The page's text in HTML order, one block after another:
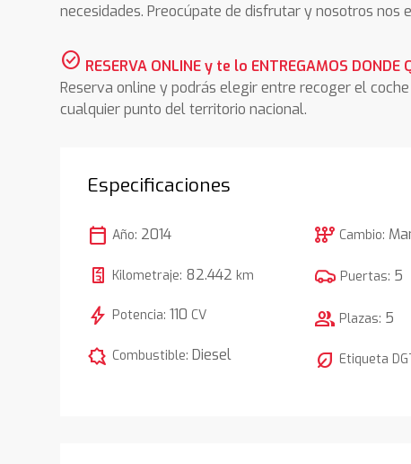
necesidades. Preocúpate de disfrutar y nosotros nos
check_circle RESERVA ONLINE y te lo ENTREGAMOS DONDE
Reserva online y podrás elegir entre recoger el
cualquier punto del territorio nacional.
Especificaciones
calendar_today Año: 2014
Kilometraje: 82.442 km
bolt Potencia:110 CV
comic_bubble Combustible:Diesel
auto_transmission Cambio:
Puertas: 5
group Plazas: 5
nest_eco_leaf Etiqueta